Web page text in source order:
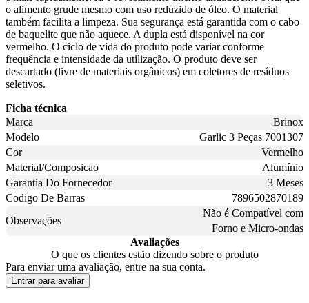
o alimento grude mesmo com uso reduzido de óleo. O material
também facilita a limpeza. Sua segurança está garantida com o cabo
de baquelite que não aquece. A dupla está disponível na cor
vermelho. O ciclo de vida do produto pode variar conforme
frequência e intensidade da utilização. O produto deve ser
descartado (livre de materiais orgânicos) em coletores de resíduos
seletivos.
Ficha técnica
Marca
Brinox
Modelo
Garlic 3 Peças 7001307
Cor
Vermelho
Material/Composicao
Alumínio
Garantia Do Fornecedor
3 Meses
Codigo De Barras
7896502870189
Observações
Não é Compatível com
Forno e Micro-ondas
Avaliações
O que os clientes estão dizendo sobre o produto
Para enviar uma avaliação, entre na sua conta.
Entrar para avaliar